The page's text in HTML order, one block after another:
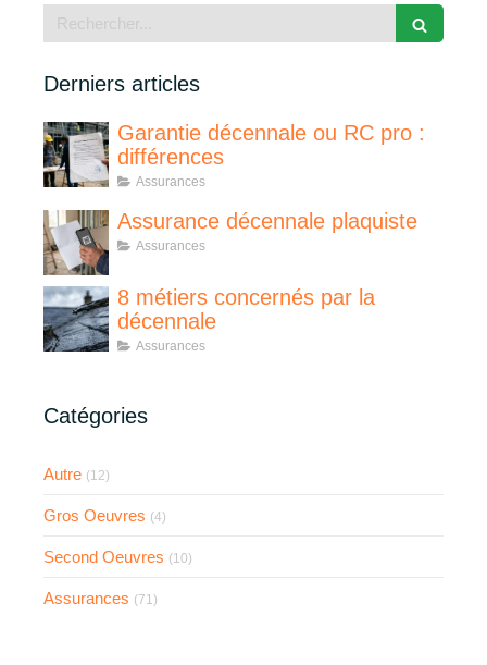
Derniers articles
Garantie décennale ou RC pro :
différences
Assurances
Assurance décennale plaquiste
Assurances
8 métiers concernés par la
décennale
Assurances
Catégories
Autre (12)
Gros Oeuvres (4)
Second Oeuvres (10)
Assurances (71)